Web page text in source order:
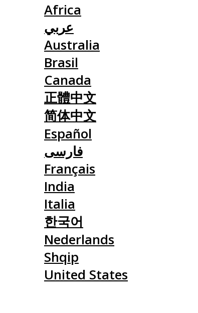
Africa
عربي
Australia
Brasil
Canada
正體中文
简体中文
Español
فارسی
Français
India
Italia
한국어
Nederlands
Shqip
United States